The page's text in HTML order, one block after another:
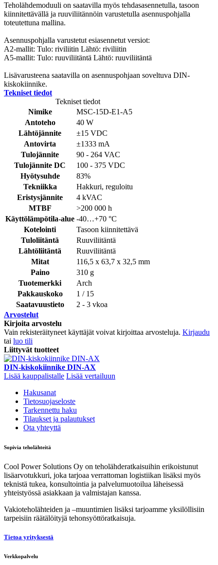
Teholähdemoduuli on saatavilla myös tehdasasennetulla, tasoon
kiinnitettävällä ja ruuviliitännöin varustetulla asennuspohjalla
toteutettuna mallina.
Asennuspohjalla varustetut esiasennetut versiot:
A2-mallit: Tulo: riviliitin Lähtö: riviliitin
A5-mallit: Tulo: ruuviliitäntä Lähtö: ruuviliitäntä
Lisävarusteena saatavilla on asennuspohjaan soveltuva DIN-
kiskokiinnike.
Tekniset tiedot
Tekniset tiedot
Nimike
MSC-15D-E1-A5
Antoteho
40 W
Lähtöjännite
±15 VDC
Antovirta
±1333 mA
Tulojännite
90 - 264 VAC
Tulojännite DC
100 - 375 VDC
Hyötysuhde
83%
Tekniikka
Hakkuri, reguloitu
Eristysjännite
4 kVAC
MTBF
>200 000 h
Käyttölämpötila-alue -40…+70 °C
Kotelointi
Tasoon kiinnitettävä
Tuloliitäntä
Ruuviliitäntä
Lähtöliitäntä
Ruuviliitäntä
Mitat
116,5 x 63,7 x 32,5 mm
Paino
310 g
Tuotemerkki
Arch
Pakkauskoko
1 / 15
Saatavuustieto
2 - 3 vkoa
Arvostelut
Kirjoita arvostelu
Vain rekisteräityneet käyttäjät voivat kirjoittaa arvosteluja. Kirjaudu
tai luo tili
Liittyvät tuotteet
DIN-kiskokiinnike DIN-AX
Lisää kauppalistalle Lisää vertailuun
Hakusanat
Tietosuojaseloste
Tarkennettu haku
Tilaukset ja palautukset
Ota yhteyttä
Sopivia teholähteitä
Cool Power Solutions Oy on teholähderatkaisuihin erikoistunut
lisäarvotukkuri, joka tarjoaa verrattoman logistiikan lisäksi myös
teknistä tukea, konsultointia ja palvelumuotoilua läheisessä
yhteistyössä asiakkaan ja valmistajan kanssa.
Vakioteholähteiden ja –muuntimien lisäksi tarjoamme yksilöllisiin
tarpeisiin räätälöityjä tehonsyöttöratkaisuja.
Tietoa yrityksestä
Verkkopalvelu